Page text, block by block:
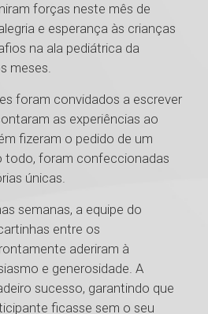
forças neste mês de
e esperança às crianças
na ala pediátrica da
meses.
foram convidados a escrever
as experiências ao
fizeram o pedido de um
todo, foram confeccionadas
únicas.
semanas, a equipe do
entre os
aderiram à
e generosidade. A
sucesso, garantindo que
ficasse sem o seu